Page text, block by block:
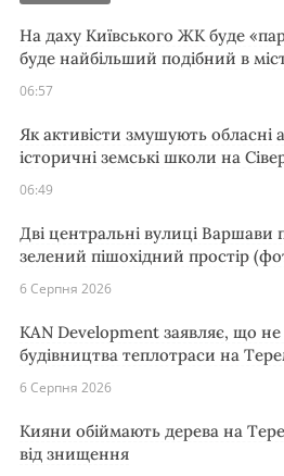
На даху Київського ЖК буде
буде найбільший подібний в
06:57
Як активісти змушують обласні
історичні земські школи на
06:49
Дві центральні вулиці Варшави
зелений пішохідний простір
6 Серпня 2026
KAN Development заявляє, що
будівництва теплотраси на
6 Серпня 2026
Кияни обіймають дерева на
від знищення